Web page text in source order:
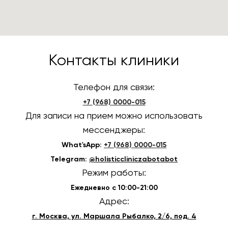
Контакты клиники
Телефон для связи:
+7 (968) 0000-015
Для записи на прием можно использовать
мессенджеры:
What'sApp: +7 (968) 0000-015
Telegram: @holisticcliniczabotabot
Режим работы:
Ежедневно с 10:00-21:00
Адрес:
г. Москва, ул. Маршала Рыбалко, 2/6, под. 4